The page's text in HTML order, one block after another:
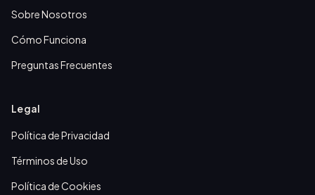
Sobre Nosotros
Cómo Funciona
Preguntas Frecuentes
Legal
Política de Privacidad
Términos de Uso
Política de Cookies